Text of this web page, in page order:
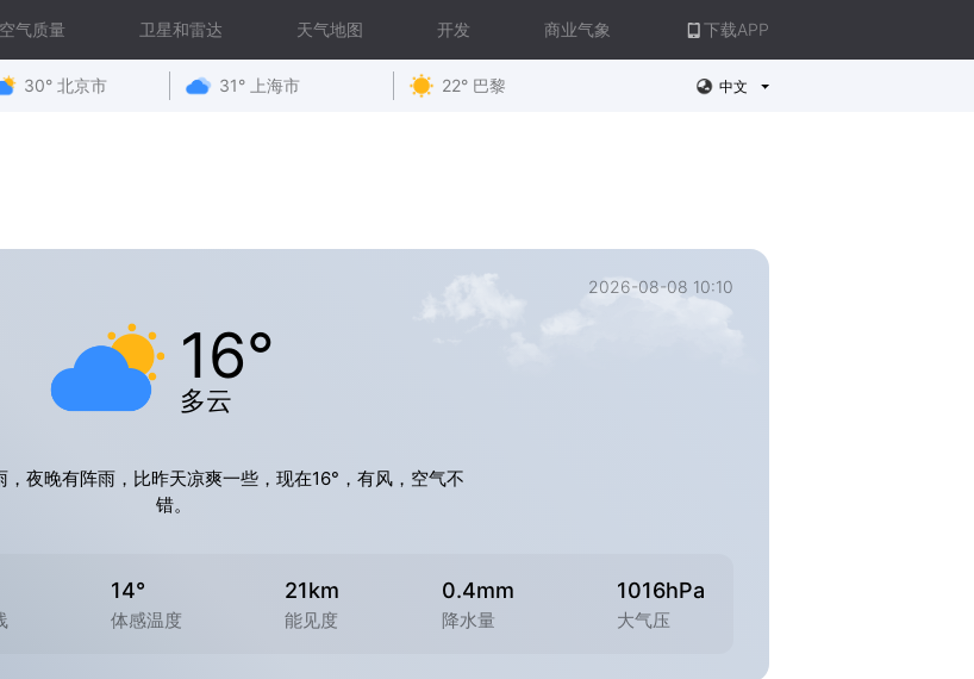
空气质量 卫星和雷达 天气地图 开发 商业气象 下载APP
30° 北京市 31° 上海市 22° 巴黎 中文
2026-08-08 10:10
16°
多云
，夜晚有阵雨，比昨天凉爽一些，现在16°，有风，空气不
错。
14°
体感温度
21km
能见度
0.4mm
降水量
1016hPa
大气压